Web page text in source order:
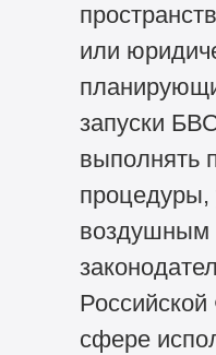
или
запуски
выполнять
процедуры,
воздушным
сфере